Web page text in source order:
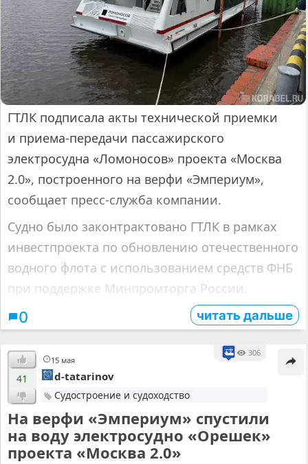
ГТЛК подписала акты технической приемки
и приема-передачи пассажирского
электросудна «Ломоносов» проекта «Москва
2.0», построенного на верфи «Эмпериум»,
сообщает пресс-служба компании.
Судно было законтрактовано ГТЛК в рамках
инвестпроекта по обновлению отечественного
водного флота с использованием средств ФНБ
при поддержке Минпромторга России.
0 читать дальше
15 мая
306
41 d-tatarinov
Судостроение и судоходство
На верфи «Эмпериум» спустили
на воду электросудно «Орешек»
проекта «Москва 2.0»